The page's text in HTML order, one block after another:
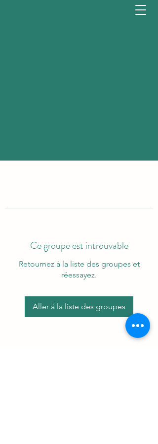
Ce groupe est introuvable
Retournez à la liste des groupes et
réessayez.
Aller à la liste des groupes